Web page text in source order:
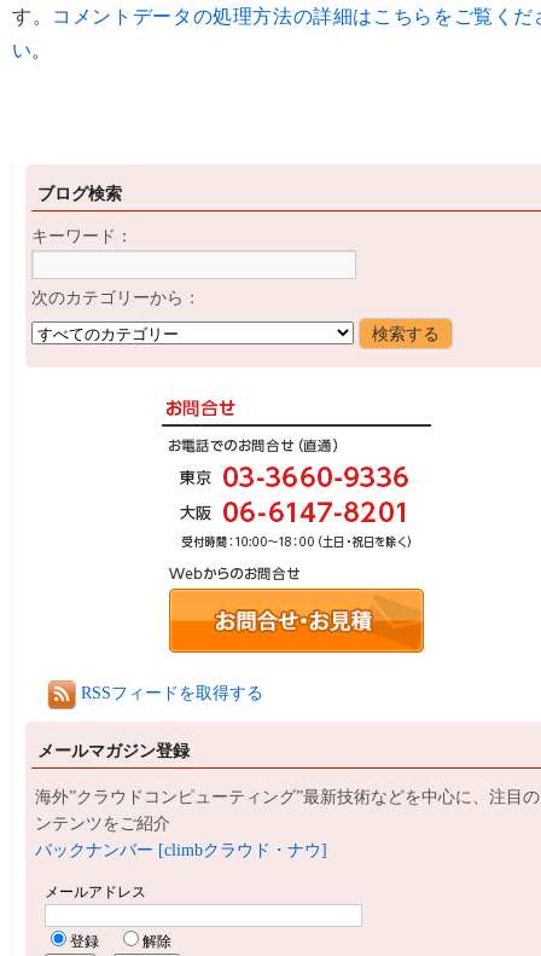
す。
コメントデータの処理方法の詳細はこちらをご覧くだ
い。
ブログ検索
キーワード：
次のカテゴリーから：
RSSフィードを取得する
メールマガジン登録
海外”クラウドコンピューティング”最新技術などを中心に、注目
ンテンツをご紹介
バックナンバー [climbクラウド・ナウ]